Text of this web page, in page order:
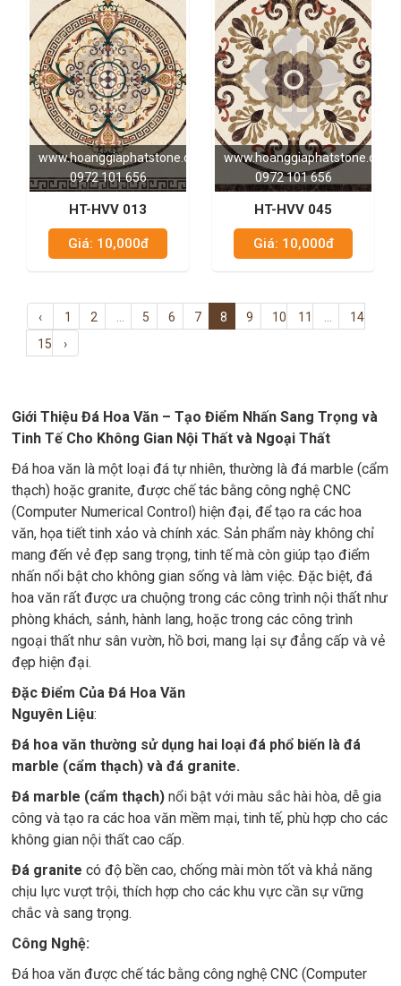
www.hoanggiaphatstone.com
0972 101 656
HT-HVV 013
Giá: 10,000đ
www.hoanggiaphatstone.com
0972 101 656
HT-HVV 045
Giá: 10,000đ
‹ 1 2 5 6 7 8 9 10 11
14
15
›
Giới Thiệu Đá Hoa Văn – Tạo Điểm Nhấn Sang Trọng và
Tinh Tế Cho Không Gian Nội Thất và Ngoại Thất
Đá hoa văn là một loại đá tự nhiên, thường là đá marble (cẩm
thạch) hoặc granite, được chế tác bằng công nghệ CNC
(Computer Numerical Control) hiện đại, để tạo ra các hoa
văn, họa tiết tinh xảo và chính xác. Sản phẩm này không chỉ
mang đến vẻ đẹp sang trọng, tinh tế mà còn giúp tạo điểm
nhấn nổi bật cho không gian sống và làm việc. Đặc biệt, đá
hoa văn rất được ưa chuộng trong các công trình nội thất như
phòng khách, sảnh, hành lang, hoặc trong các công trình
ngoại thất như sân vườn, hồ bơi, mang lại sự đẳng cấp và vẻ
đẹp hiện đại.
Đặc Điểm Của Đá Hoa Văn
Nguyên Liệu:
Đá hoa văn thường sử dụng hai loại đá phổ biến là đá
marble (cẩm thạch) và đá granite.
Đá marble (cẩm thạch) nổi bật với màu sắc hài hòa, dễ gia
công và tạo ra các hoa văn mềm mại, tinh tế, phù hợp cho các
không gian nội thất cao cấp.
Đá granite có độ bền cao, chống mài mòn tốt và khả năng
chịu lực vượt trội, thích hợp cho các khu vực cần sự vững
chắc và sang trọng.
Công Nghệ:
Đá hoa văn được chế tác bằng công nghệ CNC (Computer